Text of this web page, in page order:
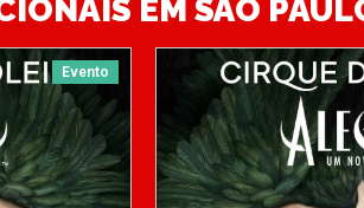
EM SÃO
Evento